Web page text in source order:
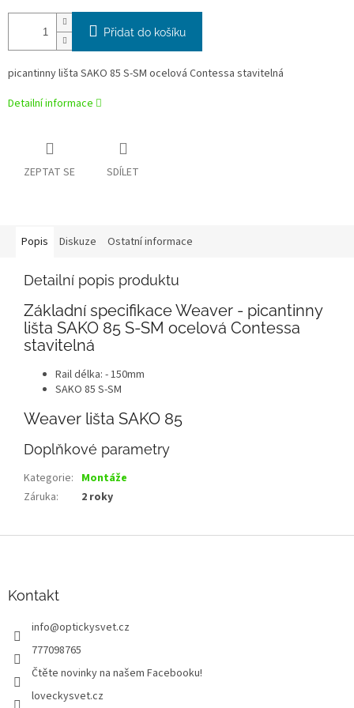
Přidat do košíku
picantinny lišta SAKO 85 S-SM ocelová Contessa stavitelná
Detailní informace
ZEPTAT SE SDÍLET
Popis Diskuze Ostatní informace
Detailní popis produktu
Základní specifikace Weaver - picantinny
lišta SAKO 85 S-SM ocelová Contessa
stavitelná
Rail délka: - 150mm
SAKO 85 S-SM
Weaver lišta SAKO 85
Doplňkové parametry
Kategorie: Montáže
Záruka: 2 roky
Kontakt
info@optickysvet.cz
777098765
Čtěte novinky na našem Facebooku!
loveckysvet.cz